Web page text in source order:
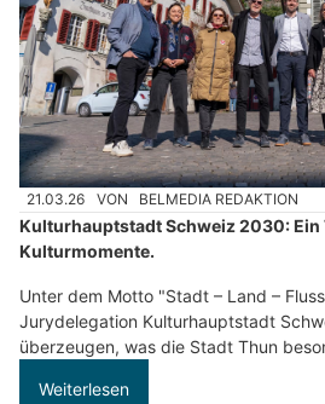
21.03.26 VON BELMEDIA REDAKTION
Kulturhauptstadt Schweiz 2030: Ein
Kulturmomente.
Unter dem Motto "Stadt – Land –
Jurydelegation Kulturhauptstadt
überzeugen, was die Stadt Thun
Weiterlesen